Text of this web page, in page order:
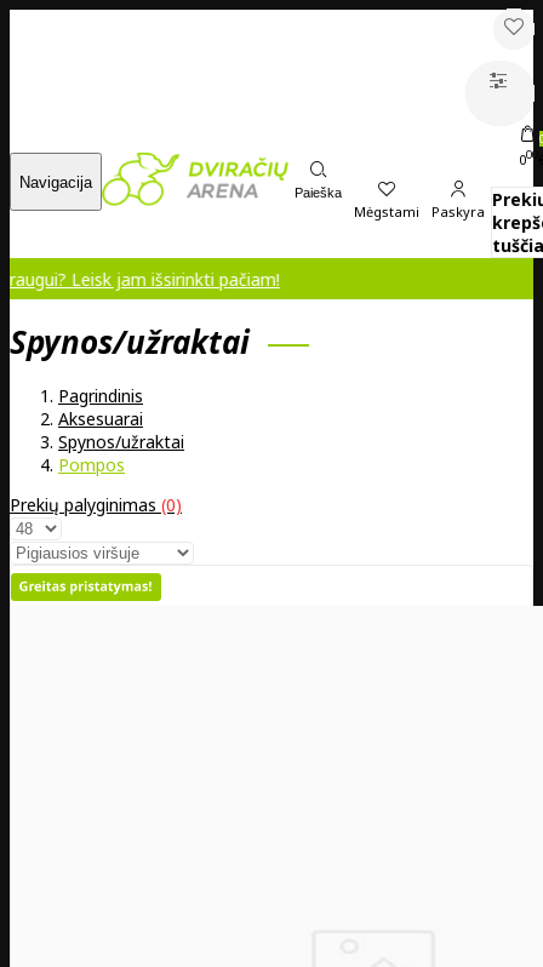
Navigacija
Paieška
Mėgstami Paskyra
000
jam išsirinkti pačiam!
Spynos/užraktai
Pagrindinis
Aksesuarai
Spynos/užraktai
Pompos
Prekių palyginimas (0)